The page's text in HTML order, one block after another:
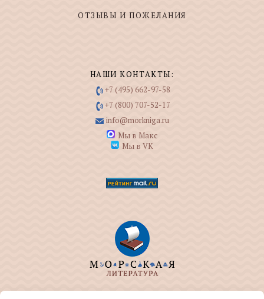
ОТЗЫВЫ И ПОЖЕЛАНИЯ
НАШИ КОНТАКТЫ:
+7 (495) 662-97-58
+7 (800) 707-52-17
info@morkniga.ru
Мы в Макс
Мы в VK